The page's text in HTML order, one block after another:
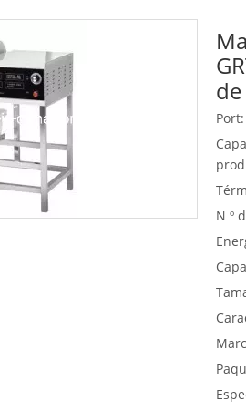
Equipos de acero inoxidable
Servicio de comida Port:
N º